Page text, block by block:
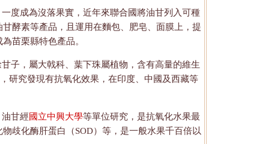
度成為沒落果實，近年來聯合國將油甘列入可種
酵素等產品，且運用在麵包、肥皂、面膜上，提
苗栗縣特色產品。
子，屬大戟科、葉下珠屬植物，含有高量的維生
研究發現有抗氧化效果，在印度、中國及西藏等
甘經國立中興大學等單位研究，是抗氧化水果最
歧化酶肝蛋白（SOD）等，是一般水果千百倍以